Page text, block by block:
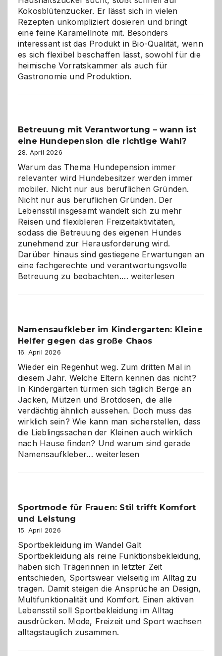
im
eigenen
Zuhause
Kokosblütenzucker. Er lässt sich in vielen
Rezepten unkompliziert dosieren und bringt
eine feine Karamellnote mit. Besonders
interessant ist das Produkt in Bio-Qualität, wenn
es sich flexibel beschaffen lässt, sowohl für die
heimische Vorratskammer als auch für
Gastronomie und Produktion.
Betreuung mit Verantwortung – wann ist
eine Hundepension die richtige Wahl?
28. April 2026
Warum das Thema Hundepension immer
relevanter wird Hundebesitzer werden immer
mobiler. Nicht nur aus beruflichen Gründen.
Nicht nur aus beruflichen Gründen. Der
Lebensstil insgesamt wandelt sich zu mehr
Reisen und flexibleren Freizeitaktivitäten,
sodass die Betreuung des eigenen Hundes
zunehmend zur Herausforderung wird.
Darüber hinaus sind gestiegene Erwartungen an
eine fachgerechte und verantwortungsvolle
Betreuung zu beobachten.…Betreuung
ist
eine
die
richtige
Wahl?
weiterlesen
Namensaufkleber im Kindergarten: Kleine
Helfer gegen das große Chaos
16. April 2026
Wieder ein Regenhut weg. Zum dritten Mal in
diesem Jahr. Welche Eltern kennen das nicht?
In Kindergärten türmen sich täglich Berge an
Jacken, Mützen und Brotdosen, die alle
verdächtig ähnlich aussehen. Doch muss das
wirklich sein? Wie kann man sicherstellen, dass
die Lieblingssachen der Kleinen auch wirklich
nach Hause finden? Und warum sind gerade
Namensaufkleber…Namensaufkleber
gegen
Chaos
weiterlesen
Sportmode für Frauen: Stil trifft Komfort
und Leistung
15. April 2026
Sportbekleidung im Wandel Galt
Sportbekleidung als reine Funktionsbekleidung,
haben sich Trägerinnen in letzter Zeit
entschieden, Sportswear vielseitig im Alltag zu
tragen. Damit steigen die Ansprüche an Design,
Multifunktionalität und Komfort. Einen aktiven
Lebensstil soll Sportbekleidung im Alltag
ausdrücken. Mode, Freizeit und Sport wachsen
alltagstauglich zusammen.